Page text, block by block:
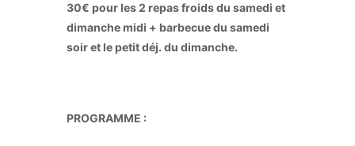
30€ pour les 2 repas froids du samedi et
dimanche midi + barbecue du samedi
soir et le petit déj. du dimanche.
PROGRAMME :